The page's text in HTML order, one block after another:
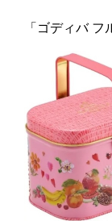
「ゴディバ